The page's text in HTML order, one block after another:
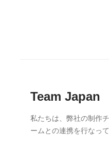
Team Japan
私たちは、弊社の制作
ームとの連携を行なっ